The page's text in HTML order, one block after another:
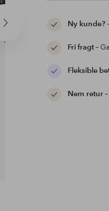
Næste
Ny kunde?
Fri fragt–
Fleksible
Nem retur–